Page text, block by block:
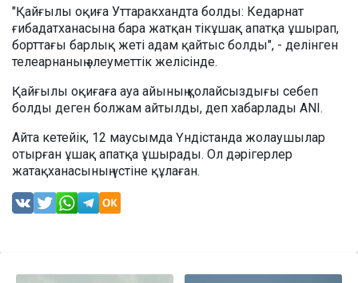
"Қайғылы оқиға Уттаракхандта болды: Кедарнат
ғибадатханасына бара жатқан тікұшақ апатқа ұшырап,
борттағы барлық жеті адам қайтыс болды", - делінген
телеарнаның әлеуметтік желісінде.
Қайғылы оқиғаға ауа айының қолайсыздығы себеп
болды деген болжам айтылды, деп хабарлады ANI.
Айта кетейік, 12 маусымда Үндістанда жолаушылар
отырған ұшақ апатқа ұшырады. Ол дәрігерлер
жатақханасының үстіне құлаған.